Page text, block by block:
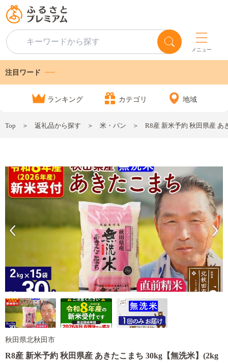
メニュー
注目ワード
ランキング カテゴリ 地域
Top 返礼品から探す 米・パン R8産 新米予約 秋田県産 あ
秋田県北秋田市
R8産 新米予約 秋田県産 あきたこまち 30kg【無洗米】(2kg